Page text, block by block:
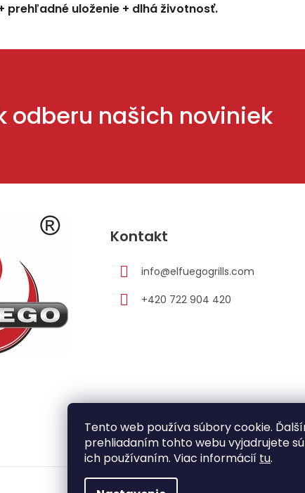
Tento web používa súbory cookie.
prehliadaním tohto webu vyjadrujete
ich používaním. Viac informácií tu.
prehľadné uloženie + dlhá životnosť.
odberu našich noviniek
Kontakt
info@elfuegogrills.com
+420 722 904 420